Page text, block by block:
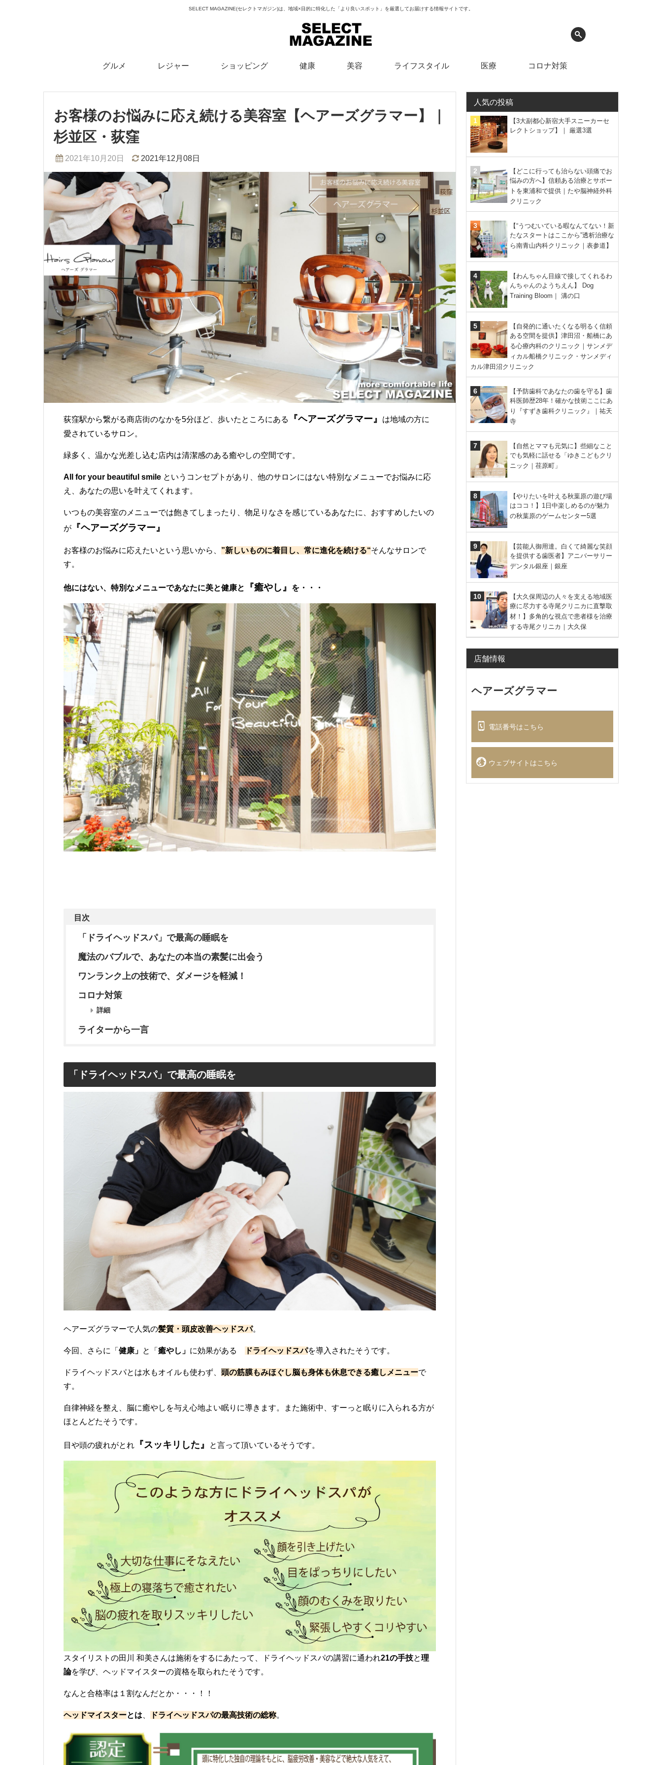
SELECT MAGAZINE(セレクトマガジン)は、地域×目的に特化した「より良いスポット」を厳選してお届けする情報サイトです。
グルメ レジャー ショッピング 健康 美容 ライフスタイル 医療 コロナ対策
お客様のお悩みに応え続ける美容室【ヘアーズグラマー】｜
杉並区・荻窪
2021年10月20日 2021年12月08日
荻窪駅から繋がる商店街のなかを5分ほど、歩いたところにある 『ヘアーズグラマー』
は地域の方に
愛されているサロン。
緑多く、温かな光差し込む店内は清潔感のある癒やしの空間です。
All for your beautiful smile というコンセプトがあり、他のサロンにはない特別なメニューでお悩みに応
え、あなたの思いを叶えてくれます。
いつもの美容室のメニューでは飽きてしまったり、物足りなさを感じているあなたに、おすすめしたいの
が
『ヘアーズグラマー』
お客様のお悩みに応えたいという思いから、 ”新しいものに着目し、常に進化を続ける“そんなサロンで
す。
他にはない、特別なメニューであなたに美と健康と 『癒やし』 を・・・
目次
「ドライヘッドスパ」で最高の睡眠を
魔法のバブルで、あなたの本当の素髪に出会う
ワンランク上の技術で、ダメージを軽減！
コロナ対策
詳細
ライターから一言
「ドライヘッドスパ」で最高の睡眠を
ヘアーズグラマーで人気の髪質・頭皮改善ヘッドスパ。
今回、さらに「 健康」 と「 癒やし」 に効果がある ドライヘッドスパを導入されたそうです。
ドライヘッドスパとは水もオイルも使わず、 頭の筋膜もみほぐし脳も身体も休息できる癒しメニューで
す。
自律神経を整え、脳に癒やしを与え心地よい眠りに導きます。また施術中、すーっと眠りに入られる方が
ほとんどたそうです。
目や頭の疲れがとれ 『スッキリした』 と言って頂いているそうです。
スタイリストの田川 和美さんは施術をするにあたって、ドライヘッドスパの講習に通われ21の手技と理
論を学び、ヘッドマイスターの資格を取られたそうです。
なんと合格率は１割なんだとか・・・！！
ヘッドマイスターとは ドライヘッドスパの最高技術の総称。
人気の投稿
【3大副都心新宿大手スニーカーセ
レクトショップ】｜ 厳選3選
【どこに行っても治らない頭痛でお
悩みの方へ】信頼ある治療とサポー
トを東浦和で提供｜たや脳神経外科
クリニック
【“うつむいている暇なんてない！新
たなスタートはここから”透析治療な
ら南青山内科クリニック｜表参道】
【わんちゃん目線で接してくれるわ
んちゃんのようちえん】 Dog
Training Bloom｜ 溝の口
【自発的に通いたくなる明るく信頼
ある空間を提供】津田沼・船橋にあ
る心療内科のクリニック｜サンメデ
ィカル船橋クリニック・サンメディ
カル津田沼クリニック
【予防歯科であなたの歯を守る】歯
科医師歴28年！確かな技術ここにあ
り『すずき歯科クリニック』｜祐天
寺
【自然とママも元気に】些細なこと
でも気軽に話せる「ゆきこどもクリ
ニック｜荏原町」
【やりたいを叶える秋葉原の遊び場
はココ！】1日中楽しめるのが魅力
の秋葉原のゲームセンター5選
【芸能人御用達。白くて綺麗な笑顔
を提供する歯医者】アニバーサリー
デンタル銀座｜銀座
【大久保周辺の人々を支える地域医
療に尽力する寺尾クリニカに直撃取
材！】多角的な視点で患者様を治療
する寺尾クリニカ｜大久保
店舗情報
ヘアーズグラマー
電話番号はこちら
ウェブサイトはこちら